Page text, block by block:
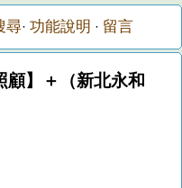
尋· 功能說明 · 留言
顧】＋（新北永和